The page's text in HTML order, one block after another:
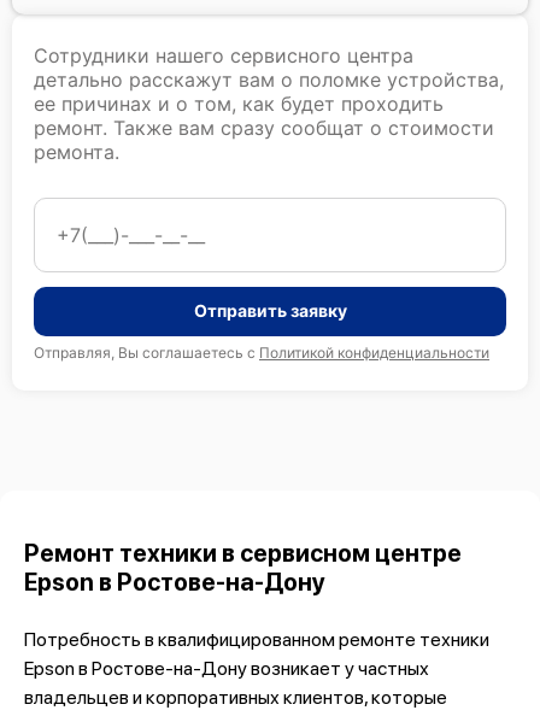
Сотрудники нашего сервисного центра
детально расскажут вам о поломке устройства,
ее причинах и о том, как будет проходить
ремонт. Также вам сразу сообщат о стоимости
ремонта.
Отправить заявку
Отправляя, Вы соглашаетесь с Политикой конфиденциальности
Ремонт техники в сервисном центре
Epson в Ростове-на-Дону
Потребность в квалифицированном ремонте техники
Epson в Ростове-на-Дону возникает у частных
владельцев и корпоративных клиентов, которые